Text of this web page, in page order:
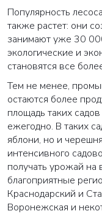
Популярность
также растет: они
занимают уже 30
экологические и
становятся все
Тем не менее,
остаются более
площадь таких
ежегодно. В таких
яблони, но и
интенсивного
получать урожай на
благоприятные
Краснодарский и
Воронежская и